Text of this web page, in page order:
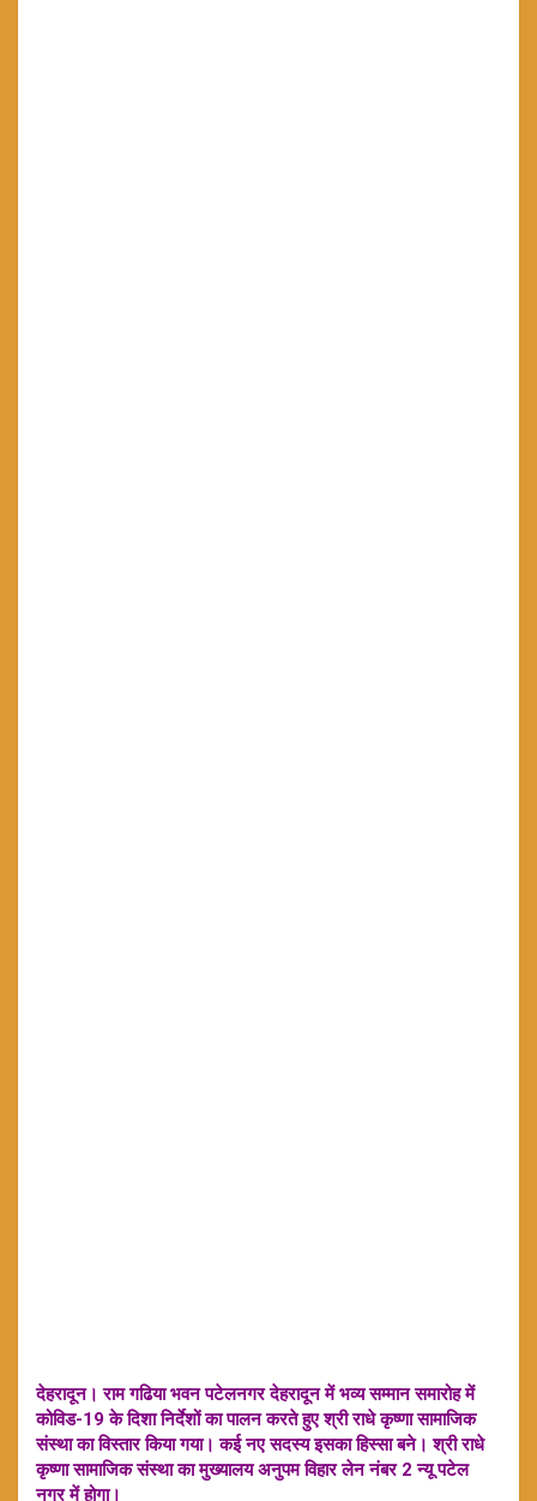
देहरादून। राम गढिया भवन पटेलनगर देहरादून में भव्य सम्मान समारोह में
कोविड-19 के दिशा निर्देशों का पालन करते हुए श्री राधे कृष्णा सामाजिक
संस्था का विस्तार किया गया। कई नए सदस्य इसका हिस्सा बने। श्री राधे
कृष्णा सामाजिक संस्था का मुख्यालय अनुपम विहार लेन नंबर 2 न्यू पटेल
नगर में होगा।